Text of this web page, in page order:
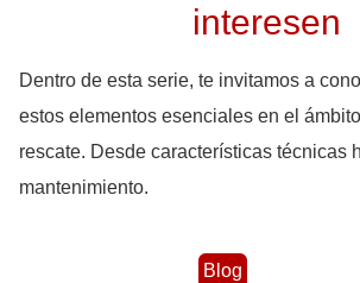
interesen
Dentro de esta serie, te invitamos a
estos elementos esenciales en el
rescate. Desde características técnicas
mantenimiento.
Blog